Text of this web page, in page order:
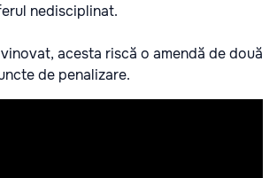
nedisciplinat.
acesta riscă o amendă de două
de penalizare.